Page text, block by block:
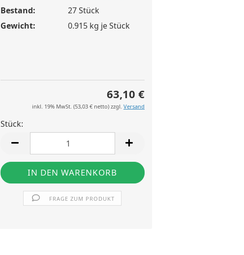
Bestand: 27Stück
Gewicht:
0.915kg je Stück
63,10 €
inkl. 19% MwSt. (53,03 € netto) zzgl. Versand
Stück:
Stück
FRAGE ZUM PRODUKT